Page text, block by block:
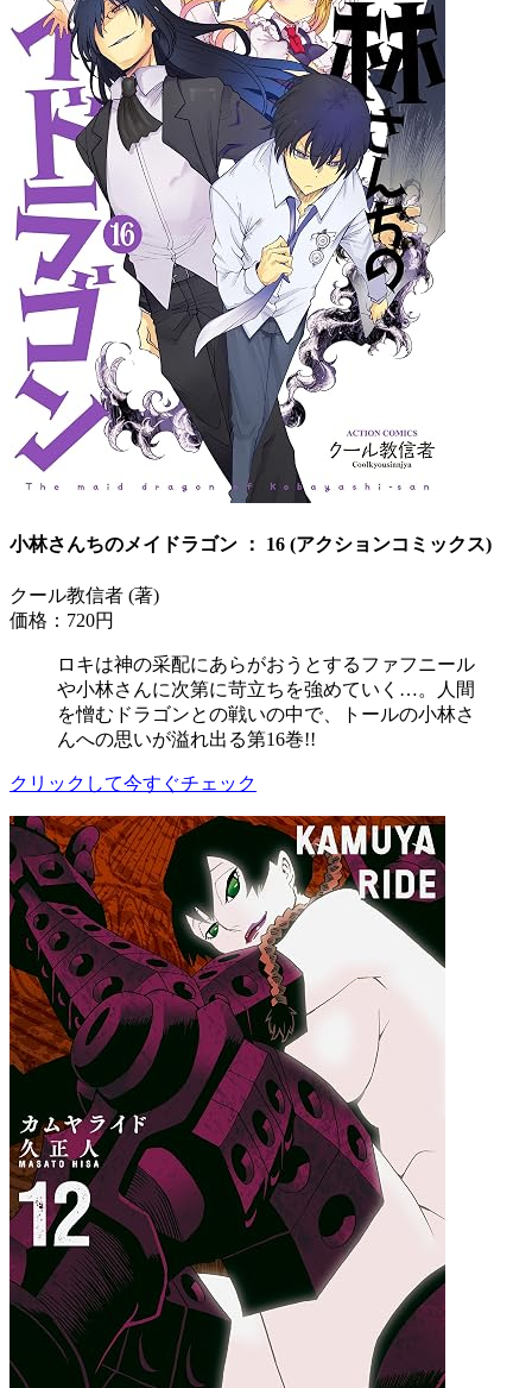
小林さんちのメイドラゴン ： 16 (アクションコミックス)
クール教信者 (著)
価格：720円
ロキは神の采配にあらがおうとするファフニール
や小林さんに次第に苛立ちを強めていく…。人間
を憎むドラゴンとの戦いの中で、トールの小林さ
んへの思いが溢れ出る第16巻!!
クリックして今すぐチェック